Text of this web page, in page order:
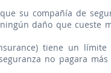
su compañía de
daño que cueste
tiene un límite
no pagara más